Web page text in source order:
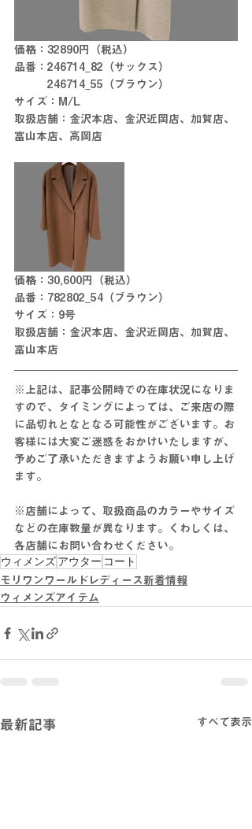
価格：32890円（税込）
品番：246714_82（サックス）
246714_55（ブラウン）
サイズ：M/L
取扱店舗：金沢本店、金沢近岡店、加賀店、
富山本店、高岡店
価格：30,600円（税込）
品番：782802_54（ブラウン）
サイズ：9号
取扱店舗：金沢本店、金沢近岡店、加賀店、
富山本店
※上記は、記事公開時での在庫状況になりま
すので、タイミングによっては、ご来店の際
に品切れとな となる 可能性がございます。お
客様には大変ご迷惑をおかけいたしますが、
予めご了承いただきますようお願い申し上げ
ます。
※店舗によって、取扱商品のカラーやサイズ
などの在庫数量が異なります。くわしくは、
各店舗にお問い合わせください。
ウィメンズアウター コート
モリワンワールドレディース新着情報
ウィメンズアイテム
最新記事 すべて表示